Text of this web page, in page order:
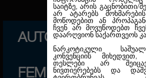
საიტზე, არის გაცნობითი/
არ ატარებს
მოწოდებით ან
ჩვენ არ მოვუწოდებთ
დაარღვიონ საქართვეოს
ნარკოტიკული
კონვენციის მიხედვით,
თესლები არ
ნივთიერებებს და
AUTO PINEAPPLE
FEMINISED SILVER